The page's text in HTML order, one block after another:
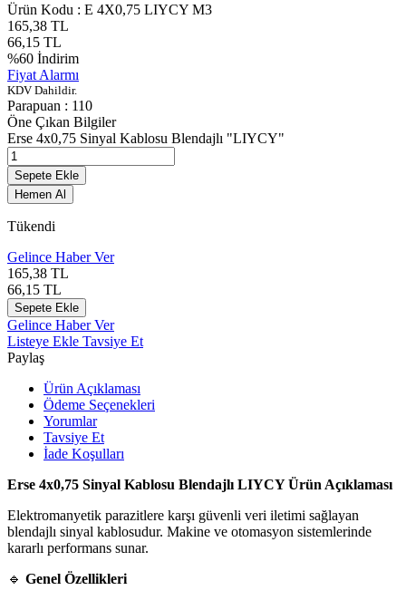
Ürün Kodu : E 4X0,75 LIYCY M3
165,38 TL
66,15 TL
%60 İndirim
Fiyat Alarmı
KDV Dahildir.
Parapuan : 110
Öne Çıkan Bilgiler
Erse 4x0,75 Sinyal Kablosu Blendajlı "LIYCY"
Sepete Ekle
Hemen Al
Tükendi
Gelince Haber Ver
165,38 TL
66,15 TL
Sepete Ekle
Gelince Haber Ver
Listeye Ekle Tavsiye Et
Paylaş
Ürün Açıklaması
Ödeme Seçenekleri
Yorumlar
Tavsiye Et
İade Koşulları
Erse 4x0,75 Sinyal Kablosu Blendajlı LIYCY Ürün Açıklaması
Elektromanyetik parazitlere karşı güvenli veri iletimi sağlayan
blendajlı sinyal kablosudur. Makine ve otomasyon sistemlerinde
kararlı performans sunar.
🔹 Genel Özellikleri